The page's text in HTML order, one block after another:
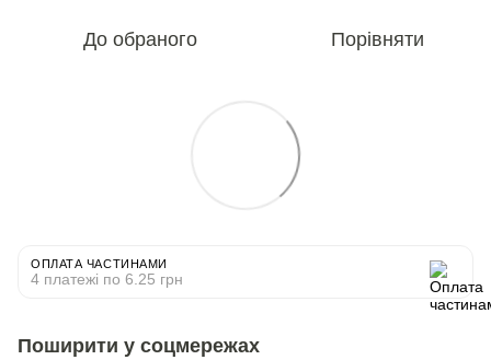
До обраного Порівняти
ОПЛАТА ЧАСТИНАМИ
4 платежі по 6.25 грн
Поширити у соцмережах